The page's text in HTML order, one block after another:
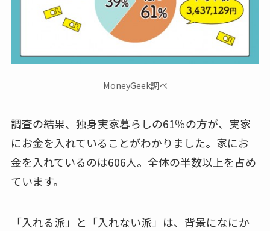
MoneyGeek調べ
調査の結果、独身実家暮らしの61％の方が、実家
にお金を入れていることがわかりました。家にお
金を入れているのは606人。全体の半数以上を占め
ています。
「入れる派」と「入れない派」は、背景になにか